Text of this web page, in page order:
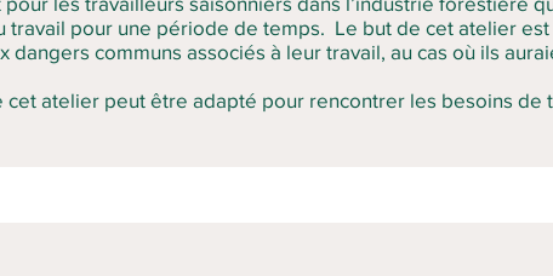
travail pour une période de temps. Le but de cet atelier est
dangers communs associés à leur travail, au cas où ils
cet atelier peut être adapté pour rencontrer les besoins de